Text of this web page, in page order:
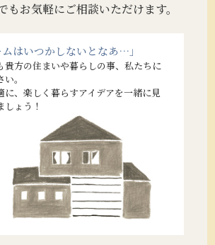
もお気軽にご相談いただけます。
ムはいつかしないとなあ…」
貴方の住まいや暮らしの事、私たちに
。
に、楽しく暮らすアイデアを一緒に見
しょう！